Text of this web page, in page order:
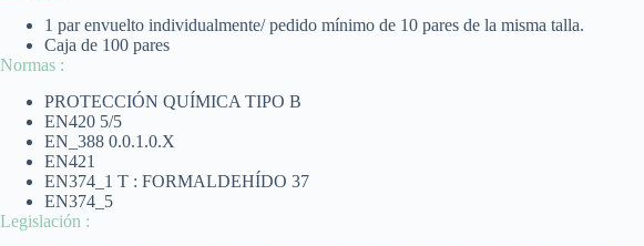
1 par envuelto individualmente/ pedido mínimo de 10 pares de la misma talla.
Caja de 100 pares
Normas :
PROTECCIÓN QUÍMICA TIPO B
EN420 5/5
EN_388 0.0.1.0.X
EN421
EN374_1 T : FORMALDEHÍDO 37
EN374_5
Legislación :